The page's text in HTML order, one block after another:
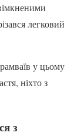
легковий
у цьому
ніхто з
з